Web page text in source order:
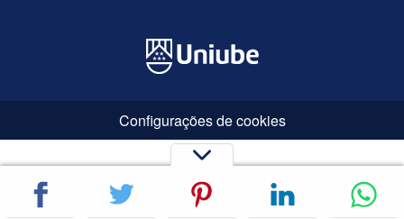
Configurações de cookies